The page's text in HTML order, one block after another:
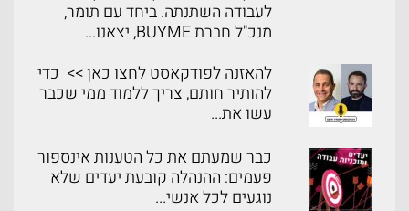
לעבודה השתנתה. ביחד עם תומר,
מנכ"ל חברת BUYME, יצאנו...
להאזנה לפודקאסט לחצו כאן >> כדי
להותיר חותם, צריך ללמוד ממי שכבר
עשו את...
כבר שמעתם את כל הטענות אינספור
פעמים: ההנהלה קובעת יעדים שלא
נוגעים לכל אנשי...